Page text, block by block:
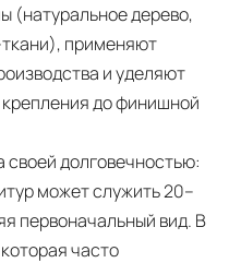
(натуральное дерево,
применяют
и уделяют
до финишной
своей долговечностью:
может служить 20–
первоначальный вид. В
часто